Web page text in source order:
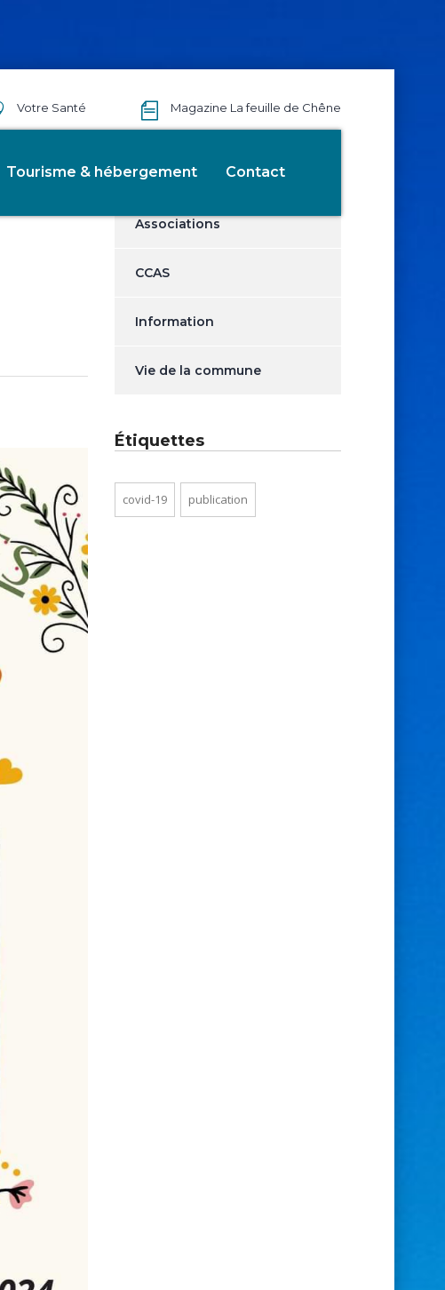
Magazine La feuille de Chêne
Votre Santé
Tourisme & hébergement Contact
Associations
CCAS
Information
Vie de la commune
Étiquettes
covid-19 publication